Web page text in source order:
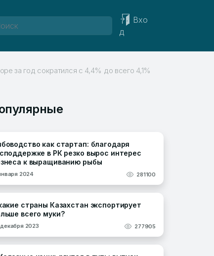
Вхо
д
за год сократился с 4,4% до всего 4,1%
как стартап: благодаря
в РК резко вырос интерес
к выращиванию рыбы
2024 281100
страны Казахстан экспортирует
всего муки?
2023 277905